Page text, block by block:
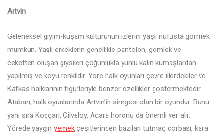
Artvin
Geleneksel giyim-kuşam kültürünün izlerini yaşlı nüfusta görmek
mümkün. Yaşlı erkeklerin genellikle pantolon, gömlek ve
ceketten oluşan giysileri çoğunlukla yünlü kalın kumaşlardan
yapılmış ve koyu renklidir. Yöre halk oyunları çevre illerdekiler ve
Kafkas halklarının figürleriyle benzer özellikler göstermektedir.
Atabarı, halk oyunlarında Artvin’in simgesi olan bir oyundur. Bunu
yanı sıra Koççari, Cilveloy, Acara horonu da önemli yer alır.
Yörede yaygın yemek çeşitlerinden bazıları tutmaç çorbası, kara